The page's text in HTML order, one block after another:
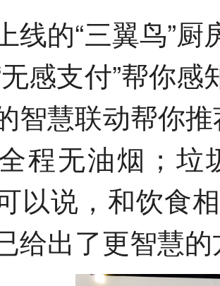
线的“三翼鸟”
感支付”帮你
智慧联动帮你
程无油烟；垃
说，和饮食
给出了更智慧